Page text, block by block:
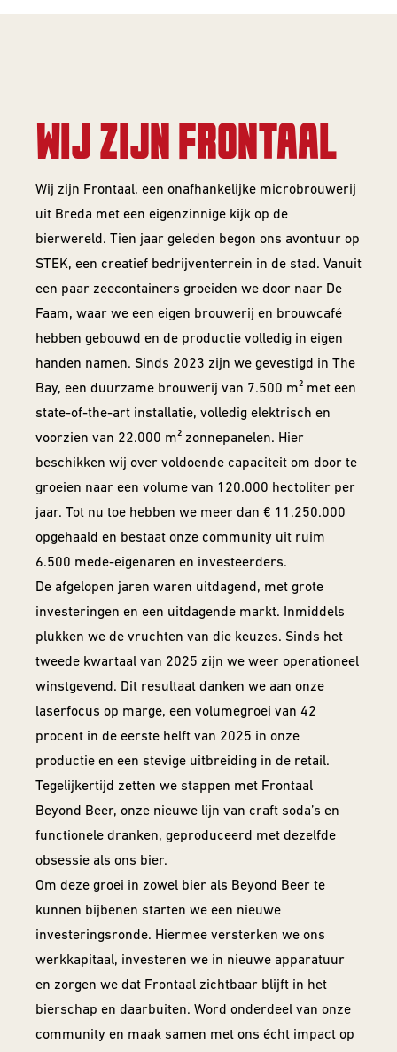
Sour
Beer Club
WIJ ZIJN FRONTAAL
Wij zijn Frontaal, een onafhankelijke microbrouwerij
uit Breda met een eigenzinnige kijk op de
bierwereld. Tien jaar geleden begon ons avontuur op
STEK, een creatief bedrijventerrein in de stad. Vanuit
een paar zeecontainers groeiden we door naar De
Faam, waar we een eigen brouwerij en brouwcafé
hebben gebouwd en de productie volledig in eigen
handen namen. Sinds 2023 zijn we gevestigd in The
Bay, een duurzame brouwerij van 7.500 m² met een
state-of-the-art installatie, volledig elektrisch en
voorzien van 22.000 m² zonnepanelen. Hier
beschikken wij over voldoende capaciteit om door te
groeien naar een volume van 120.000 hectoliter per
jaar. Tot nu toe hebben we meer dan € 11.250.000
opgehaald en bestaat onze community uit ruim
6.500 mede-eigenaren en investeerders.
De afgelopen jaren waren uitdagend, met grote
investeringen en een uitdagende markt. Inmiddels
plukken we de vruchten van die keuzes. Sinds het
tweede kwartaal van 2025 zijn we weer operationeel
winstgevend. Dit resultaat danken we aan onze
laserfocus op marge, een volumegroei van 42
procent in de eerste helft van 2025 in onze
productie en een stevige uitbreiding in de retail.
Tegelijkertijd zetten we stappen met Frontaal
Beyond Beer, onze nieuwe lijn van craft soda’s en
functionele dranken, geproduceerd met dezelfde
obsessie als ons bier.
Om deze groei in zowel bier als Beyond Beer te
kunnen bijbenen starten we een nieuwe
investeringsronde. Hiermee versterken we ons
werkkapitaal, investeren we in nieuwe apparatuur
en zorgen we dat Frontaal zichtbaar blijft in het
bierschap en daarbuiten. Word onderdeel van onze
community en maak samen met ons écht impact op